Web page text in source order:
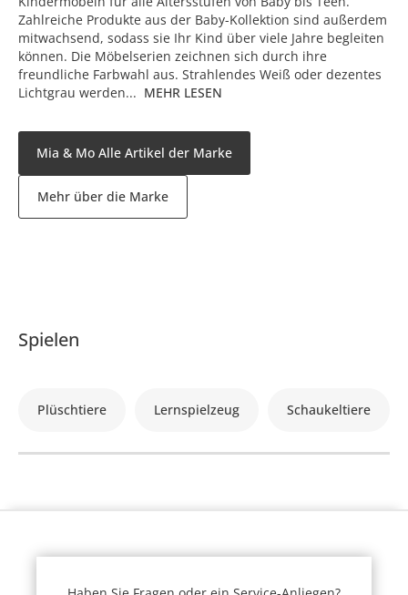
Zahlreiche Produkte aus der Baby-Kollektion sind außerdem
mitwachsend, sodass sie Ihr Kind über viele Jahre begleiten
können. Die Möbelserien zeichnen sich durch ihre
freundliche Farbwahl aus. Strahlendes Weiß oder dezentes
Lichtgrau werden... MEHR LESEN
Mia & Mo Alle Artikel der Marke
Mehr über die Marke
Spielen
Plüschtiere Lernspielzeug Schaukeltiere